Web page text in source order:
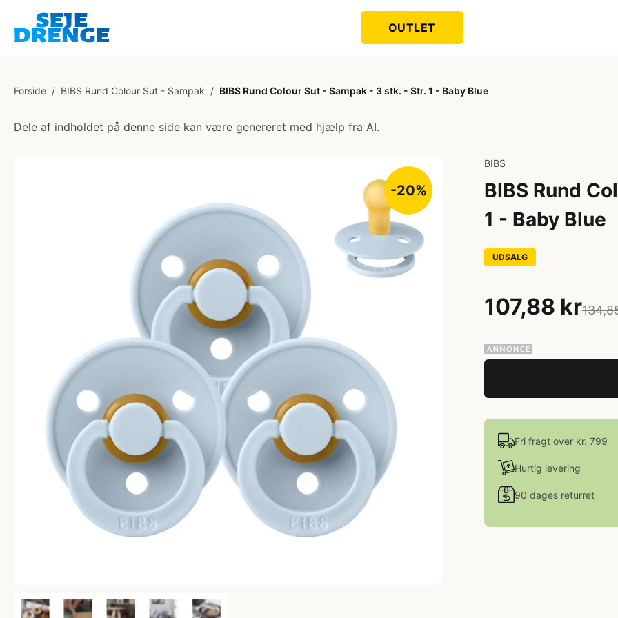
OUTLET
Forside / BIBS Rund Colour Sut - Sampak / BIBS Rund Colour Sut - Sampak - 3 stk. - Str. 1 - Baby Blue
Dele af indholdet på denne side kan være genereret med hjælp fra AI.
-20%
BIBS
BIBS Rund
1 - Baby Blue
UDSALG
107,88 kr
Fri fragt over kr. 799
Hurtig levering
90 dages returret